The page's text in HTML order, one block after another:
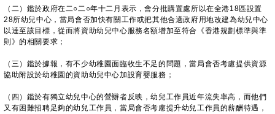
（二）鑑於政府在二○二○年十二月表示，會分批購置處所以在全港18區設置
28所幼兒中心，當局會否加快有關工作或把其他合適政府用地改建為幼兒中心
以達至該目標，從而將資助幼兒中心服務名額增加至符合《香港規劃標準與準
則》的相關要求；
（三）鑑於據報，有不少幼稚園面臨收生不足的問題，當局會否考慮提供資源
協助附設於幼稚園的資助幼兒中心加設育嬰服務；
（四）鑑於有獨立幼兒中心的營辦者反映，幼兒工作員近年流失率高，而他們
又有困難招聘足夠的幼兒工作員，當局會否考慮提升幼兒工作員的薪酬待遇，